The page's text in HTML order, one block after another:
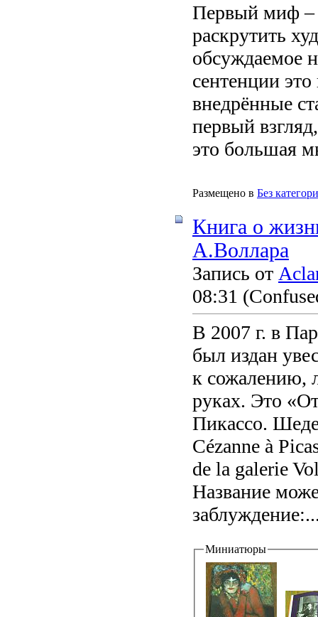
Первый миф –
раскрутить
обсуждаемое
сентенции
внедрённые
первый
это большая
Размещено в Без
Книга о
А.Воллара
Запись от
08:31
В 2007 г. в
был издан
к сожалению,
руках. Это
Пикассо.
Cézanne à
de la galerie
Название
Миниатюры